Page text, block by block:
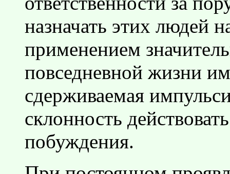
назначать этих людей
применением
повседневной жизни
сдерживаемая
склонность
побуждения.